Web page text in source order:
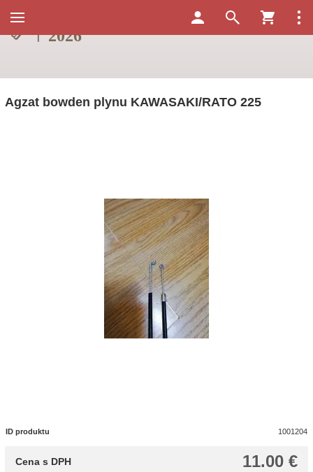
Agzat bowden plynu KAWASAKI/RATO 225
ID produktu 1001204
11.00 €
Cena s DPH